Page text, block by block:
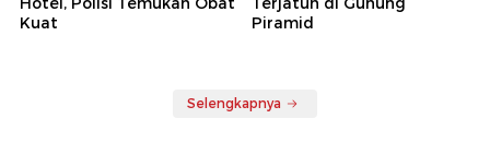
Kuat
Piramid
Selengkapnya